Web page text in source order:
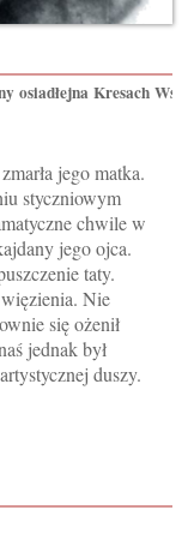
osiadłejna Kresach
jego matka.
styczniowym
chwile w
jego ojca.
taty.
Nie
się ożenił
jednak był
duszy.